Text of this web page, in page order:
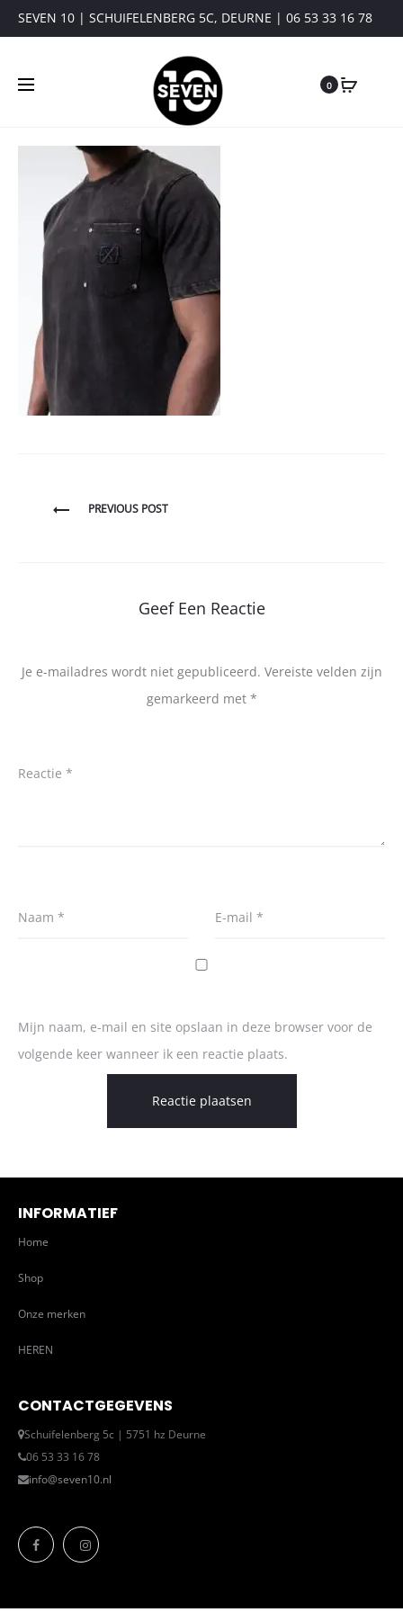
SEVEN 10 | SCHUIFELENBERG 5C, DEURNE | 06 53 33 16 78
0
BerichtPREVIOUS POST
Geef Een Reactie
Je e-mailadres wordt niet gepubliceerd. Vereiste velden zijn
gemarkeerd met *
Reactie *
Naam * E-mail *
Mijn naam, e-mail en site opslaan in deze browser voor de
volgende keer wanneer ik een reactie plaats.
INFORMATIEF
Home
Shop
Onze merken
HEREN
CONTACTGEGEVENS
Schuifelenberg 5c | 5751 hz Deurne
06 53 33 16 78
info@seven10.nl